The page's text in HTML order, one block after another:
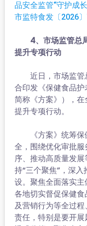
品安全监管“守护成
市监特食发〔2026〕
4、市场监管总
提升专项行动
近日，市场监管
合印发《保健食品
简称《方案》），
提升专项行动。
《方案》统筹保
全，围绕优化审批
序、推动高质量发
持“三个聚焦”，深
设。聚焦全面落实
各地切实督促保健
及营销行为等全过
责任，特别是要开